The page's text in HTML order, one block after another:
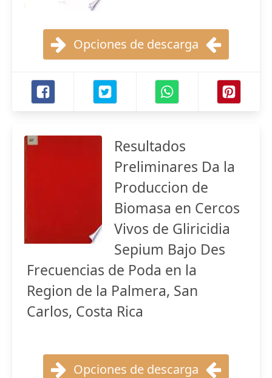
Opciones de descarga
Resultados
Preliminares Da la
Produccion de
Biomasa en Cercos
Vivos de Gliricidia
Sepium Bajo Des
Frecuencias de Poda en la
Region de la Palmera, San
Carlos, Costa Rica
Opciones de descarga